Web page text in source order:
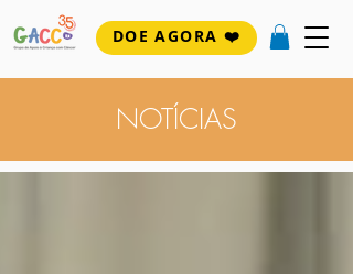
DOE AGORA ❤️
NOTÍCIAS